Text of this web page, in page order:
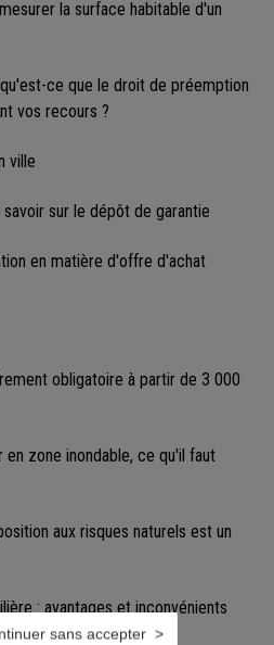
la surface habitable d'un
ce que le droit de préemption
vos recours ?
ville
sur le dépôt de garantie
en matière d'offre d'achat
obligatoire à partir de 3 000
zone inondable, ce qu'il faut
aux risques naturels est un
: avantages et inconvénients
sans accepter